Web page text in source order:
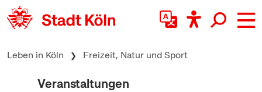
zum Inhalt springen
Leben in Köln Freizeit, Natur und Sport
Veranstaltungen